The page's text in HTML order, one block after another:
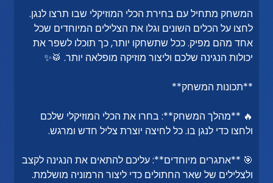
המשחק מתחיל עם בחירת הכלי המוזיקלי שבו תרצו לנגן.
לחצו על הכלים השונים וגלו את הצלילים המיוחדים שכל
אחד מהם מפיק. ככל שתשחקו יותר, כך תוכלו לשפר את
יכולות הנגינה שלכם וליצור מוזיקה מופלאה יותר. 🥁✨
**תכונות המשחק**
🔥 **מהלך המשחק**: בחרו את הכלי המוזיקלי שלכם
ולחצו כדי לנגן בו. כל לחיצה יוצרת צליל חדש ומרגש.
🎯 **אתגרים מיוחדים**: עליכם להתאים את הנגינה לקצב
ולצלילים של שאר החתולים כדי ליצור הרמוניה מושלמת.